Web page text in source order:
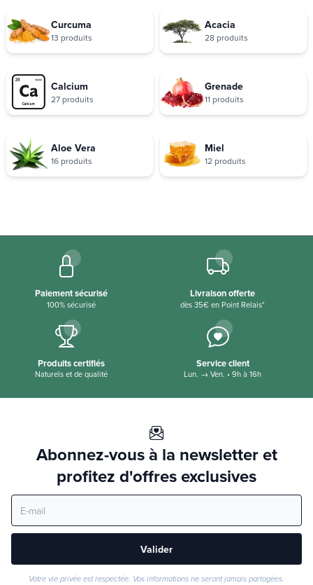
Curcuma
13 produits
Acacia
28 produits
Calcium
27 produits
Grenade
11 produits
Aloe Vera
16 produits
Miel
12 produits
Paiement sécurisé
100% sécurisé
Livraison offerte
dès 35€ en Point Relais*
Produits certifiés
Naturels et de qualité
Service client
Lun. → Ven. • 9h à 16h
Abonnez-vous à la newsletter et
profitez d'offres exclusives
Valider
Votre vie privée est respectée. Vos informations ne seront jamais partagées.